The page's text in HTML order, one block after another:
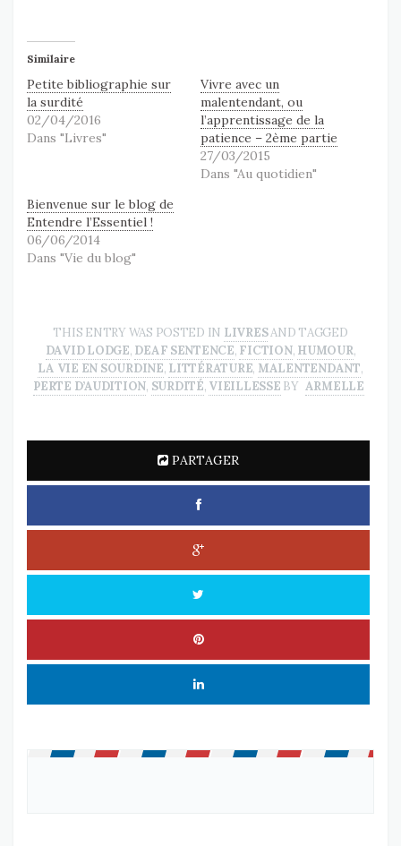
Similaire
Petite bibliographie sur
la surdité
02/04/2016
Dans "Livres"
Vivre avec un
malentendant, ou
l’apprentissage de la
patience – 2ème partie
27/03/2015
Dans "Au quotidien"
Bienvenue sur le blog de
Entendre l’Essentiel !
06/06/2014
Dans "Vie du blog"
THIS ENTRY WAS POSTED IN LIVRESAND TAGGED
DAVID LODGE, DEAF SENTENCE, FICTION, HUMOUR,
LA VIE EN SOURDINE, LITTÉRATURE, MALENTENDANT,
PERTE D’AUDITION, SURDITÉ, VIEILLESSE BY ARMELLE
PARTAGER